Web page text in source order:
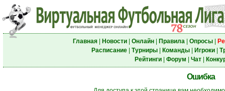
Главная| Новости| Онлайн| Правила| Опросы|
Расписание| Турниры| Команды| Игроки|
Рейтинги| Форум Чат|
Ошибка